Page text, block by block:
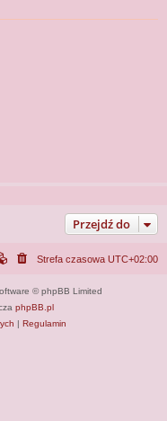
Przejdź do
Strefa czasowa UTC+02:00
© phpBB Limited
phpBB.pl
| Regulamin